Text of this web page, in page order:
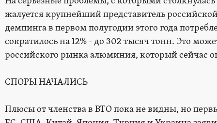
жалуется крупнейший представитель
демпинга в первом полугодии этого года
сократилось на 12% - до 302 тысяч тонн. Это
российского рынка алюминия, который сейчас
СПОРЫ НАЧАЛИСЬ
Плюсы от членства в ВТО пока не видны, но